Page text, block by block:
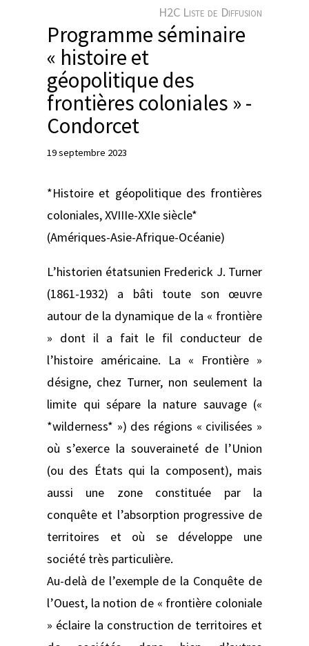
H2C Liste de Diffusion
Programme séminaire
« histoire et
géopolitique des
frontières coloniales » -
Condorcet
19 septembre 2023
*Histoire et géopolitique des frontières
coloniales, XVIIIe-XXIe siècle*
(Amériques-Asie-Afrique-Océanie)
L’historien étatsunien Frederick J. Turner
(1861-1932) a bâti toute son œuvre
autour de la dynamique de la « frontière
» dont il a fait le fil conducteur de
l’histoire américaine. La « Frontière »
désigne, chez Turner, non seulement la
limite qui sépare la nature sauvage («
*wilderness* ») des régions « civilisées »
où s’exerce la souveraineté de l’Union
(ou des États qui la composent), mais
aussi une zone constituée par la
conquête et l’absorption progressive de
territoires et où se développe une
société très particulière.
Au-delà de l’exemple de la Conquête de
l’Ouest, la notion de « frontière coloniale
» éclaire la construction de territoires et